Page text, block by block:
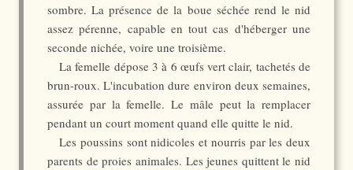
sombre. La présence de la boue séchée rend le nid
assez pérenne, capable en tout cas d'héberger une
seconde nichée, voire une troisième.
La femelle dépose 3 à 6 œufs vert clair, tachetés de
brun-roux. L'incubation dure environ deux semaines,
assurée par la femelle. Le mâle peut la remplacer
pendant un court moment quand elle quitte le nid.
Les poussins sont nidicoles et nourris par les deux
parents de proies animales. Les jeunes quittent le nid